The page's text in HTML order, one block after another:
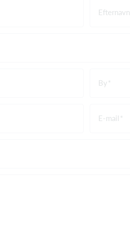
Efternavn
By
E-mail